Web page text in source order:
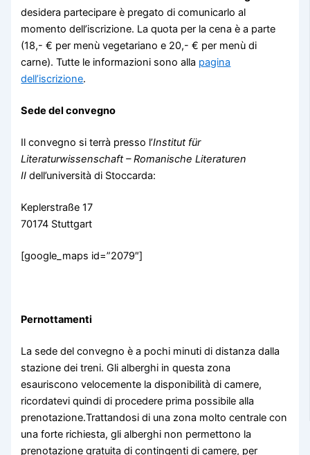
desidera partecipare è pregato di comunicarlo al
momento dell’iscrizione. La quota per la cena è a parte
(18,- € per menù vegetariano e 20,- € per menù di
carne). Tutte le informazioni sono alla pagina
dell’iscrizione.
Sede del convegno
Il convegno si terrà presso l’Institut für
Literaturwissenschaft – Romanische Literaturen
II dell’università di Stoccarda:
Keplerstraße 17
70174 Stuttgart
[google_maps id=”2079″]
Pernottamenti
La sede del convegno è a pochi minuti di distanza dalla
stazione dei treni. Gli alberghi in questa zona
esauriscono velocemente la disponibilità di camere,
ricordatevi quindi di procedere prima possibile alla
prenotazione.Trattandosi di una zona molto centrale con
una forte richiesta, gli alberghi non permettono la
prenotazione gratuita di contingenti di camere, per